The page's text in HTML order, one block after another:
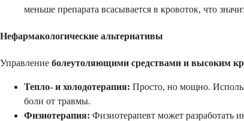
меньше препарата всасывается в кровоток, что
Нефармакологические альтернативы
Управление болеутоляющими средствами и высоким
Тепло- и холодотерапия: Просто, но мощно.
боли от травмы.
Физиотерапия: Физиотерапевт может